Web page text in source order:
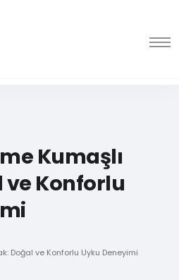
Kumaşlı
ve Konforlu
Doğal ve Konforlu Uyku Deneyimi